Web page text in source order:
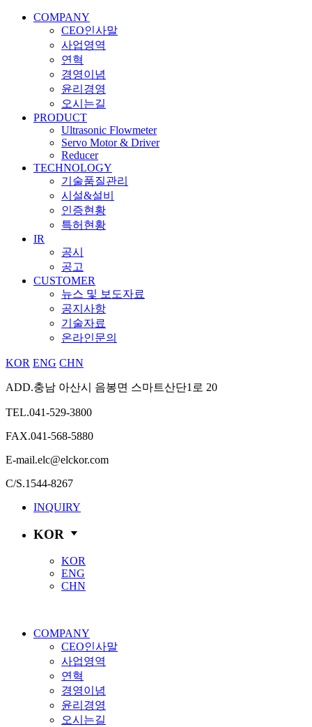
COMPANY
CEO인사말
사업영역
연혁
경영이념
윤리경영
오시는길
PRODUCT
Ultrasonic Flowmeter
Servo Motor & Driver
Reducer
TECHNOLOGY
기술품질관리
시설&설비
인증현황
특허현황
IR
공시
공고
CUSTOMER
뉴스 및 보도자료
공지사항
기술자료
온라인문의
KOR ENG CHN
ADD.충남 아산시 음봉면 스마트산단1로 20
TEL.041-529-3800
FAX.041-568-5880
E-mail.elc@elckor.com
C/S.1544-8267
INQUIRY
KOR
KOR
ENG
CHN
COMPANY
CEO인사말
사업영역
연혁
경영이념
윤리경영
오시는길